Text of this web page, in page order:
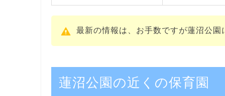
最新の情報は、お手数ですが蓮沼公
蓮沼公園の近くの保育園